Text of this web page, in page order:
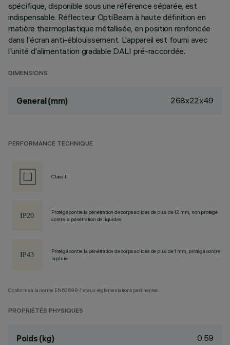
spécifique, disponible sous une référence séparée, est
indispensable. Réflecteur OptiBeam à haute définition en
matière thermoplastique métallisée, en position renfoncée
dans l'écran anti-éblouissement. L'appareil est fourni avec
l'unité d'alimentation gradable DALI pré-raccordée.
DIMENSIONS
General (mm) 268x22x49
PERFORMANCE TECHNIQUE
Class II
Protégé contre la pénétration de corps solides de plus de 12 mm, non protégé
contre la pénétration de liquides.
Protégé contre la pénétration de corps solides de plus de 1 mm, protégé contre
la pluie.
Conforme à la norme EN60598-1 et aux réglementations pertinentes.
PROPRIÉTÉS PHYSIQUES
Poids (kg) 0.59